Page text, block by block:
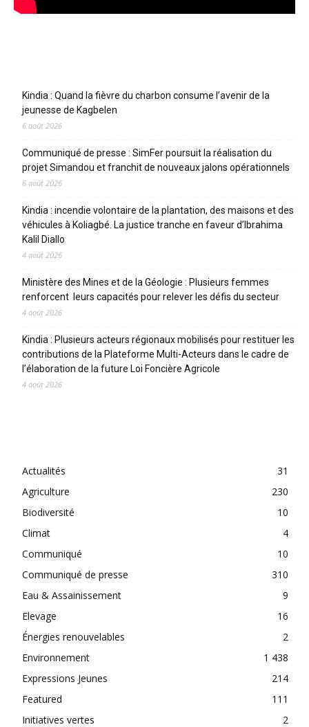
Kindia : Quand la fièvre du charbon consume l’avenir de la
jeunesse de Kagbelen
6 août 2026
Communiqué de presse : SimFer poursuit la réalisation du
projet Simandou et franchit de nouveaux jalons opérationnels
6 août 2026
Kindia : incendie volontaire de la plantation, des maisons et des
véhicules à Koliagbé. La justice tranche en faveur d’Ibrahima
Kalil Diallo
4 août 2026
Ministère des Mines et de la Géologie : Plusieurs femmes
renforcent leurs capacités pour relever les défis du secteur
4 août 2026
Kindia : Plusieurs acteurs régionaux mobilisés pour restituer les
contributions de la Plateforme Multi-Acteurs dans le cadre de
l’élaboration de la future Loi Foncière Agricole
4 août 2026
Actualités
31
Agriculture
230
Biodiversité
10
Climat
4
Communiqué
10
Communiqué de presse
310
Eau & Assainissement
9
Elevage
16
Énergies renouvelables
2
Environnement
1 438
Expressions Jeunes
214
Featured
111
Initiatives vertes
2